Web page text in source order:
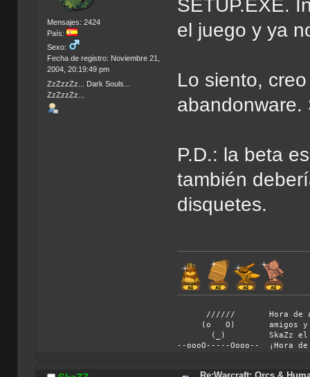
Mensajes: 2424
País:
Sexo:
Fecha de registro: Noviembre 21,
2004, 20:19:49 pm
ZzZzzZz... Dark Souls...
ZzZzzZz...
SETUP.EXE.
el juego y ya
Lo siento,
P.D.: la beta
también
disquetes.
////// Hora de
(o O) amigos y
(_) SkaZz el
--oooO-----Oooo-- ¡Hora de